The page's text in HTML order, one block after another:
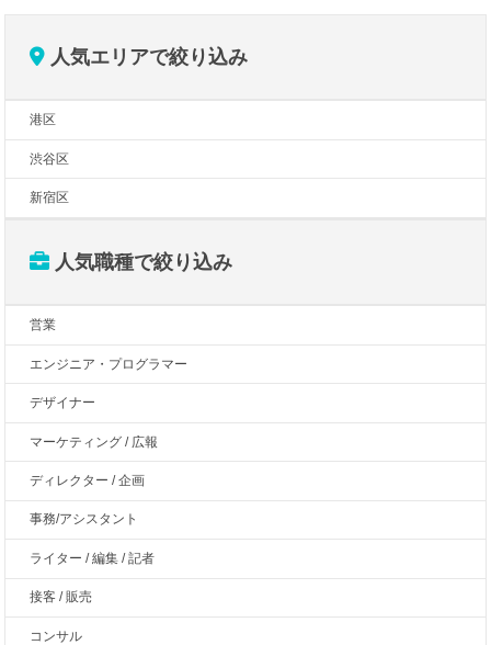
人気エリアで絞り込み
港区
渋谷区
新宿区
人気職種で絞り込み
営業
エンジニア・プログラマー
デザイナー
マーケティング / 広報
ディレクター / 企画
事務/アシスタント
ライター / 編集 / 記者
接客 / 販売
コンサル